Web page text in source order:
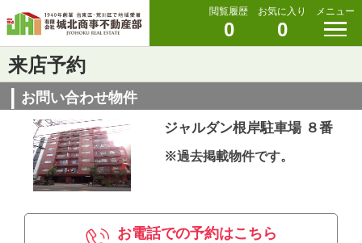
閲覧履歴
0
お気に入り
0
メニュー
来店予約
お問い合わせ物件
ジャルダン根岸駐車場 ８番
※過去掲載物件です。
お電話での予約はこちら